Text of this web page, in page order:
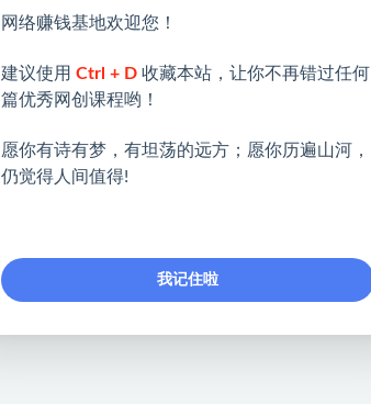
网络赚钱基地欢迎您！
建议使用 Ctrl + D 收藏本站，让你不再错过任何
篇优秀网创课程哟！
愿你有诗有梦，有坦荡的远方；愿你历遍山河，
仍觉得人间值得!
我记住啦